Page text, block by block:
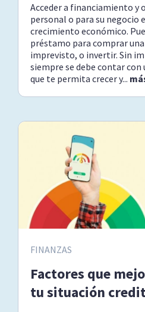
Acceder a financiamiento y
personal o para su negocio
crecimiento económico.
préstamo para comprar
imprevisto, o invertir. Sin
siempre se debe contar con
que te permita crecer y...
FINANZAS
Factores que
tu situación